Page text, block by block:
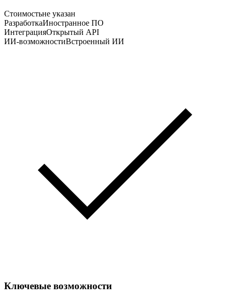
Стоимостьне указан
РазработкаИностранное ПО
ИнтеграцияОткрытый API
ИИ-возможностиВстроенный ИИ
Ключевые возможности